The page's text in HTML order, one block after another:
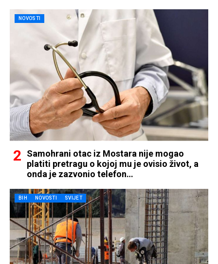
NOVOSTI
Samohrani otac iz Mostara nije mogao
platiti pretragu o kojoj mu je ovisio život, a
onda je zazvonio telefon…
BIH NOVOSTI SVIJET